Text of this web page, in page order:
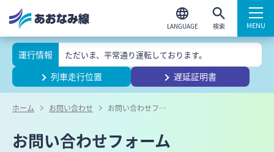
検索
運行情報 ただいま、平常通り運転しております。
列車走行位置 遅延証明書
ホーム お問い合わせ お問い合わせフォーム
お問い合わせフォーム